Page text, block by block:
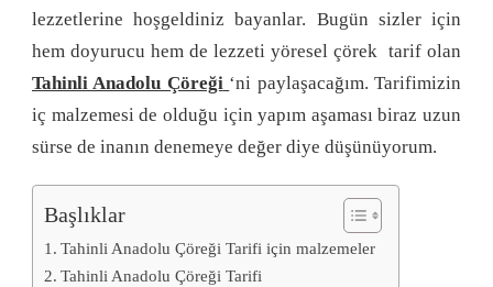
lezzetlerine hoşgeldiniz bayanlar. Bugün sizler için
hem doyurucu hem de lezzeti yöresel çörek tarif olan
Tahinli Anadolu Çöreği ‘ni paylaşacağım. Tarifimizin
iç malzemesi de olduğu için yapım aşaması biraz uzun
sürse de inanın denemeye değer diye düşünüyorum.
Başlıklar
Tahinli Anadolu Çöreği Tarifi için malzemeler
Tahinli Anadolu Çöreği Tarifi